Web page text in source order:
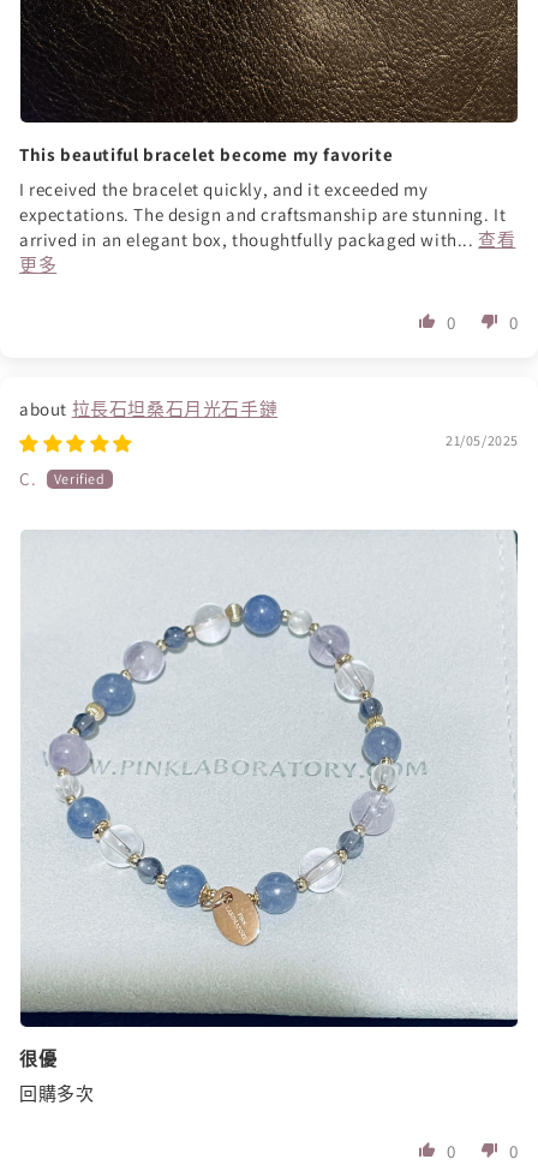
This beautiful bracelet become my favorite
I received the bracelet quickly, and it exceeded my
expectations. The design and craftsmanship are stunning. It
arrived in an elegant box, thoughtfully packaged with... 查看
更多
0 0
拉長石坦桑石月光石手鏈
21/05/2025
C.
很優
回購多次
0 0